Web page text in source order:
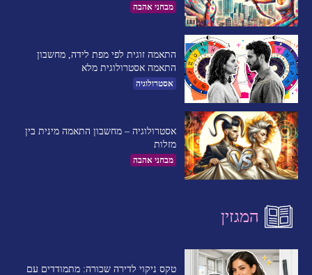
מבחני אהבה
התאמה זוגית לפי מפת לידה, מחשבון
התאמה אסטרולוגית מלא
אסטרולוגיה
אסטרולוגיה – מחשבון התאמה מינית בין
מזלות
מבחני אהבה
המגזין
טקס ניקוי לדירה שכורה: מתמודדים עם